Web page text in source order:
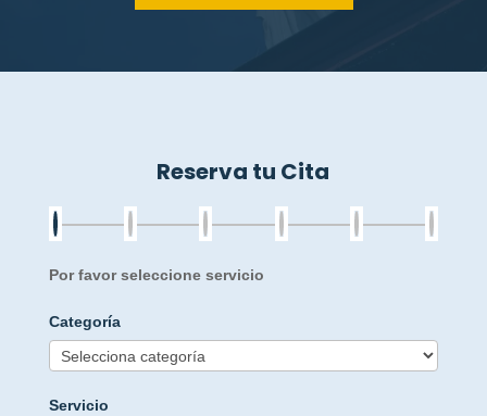
Reserva tu Cita
Por favor seleccione servicio
Categoría
Servicio